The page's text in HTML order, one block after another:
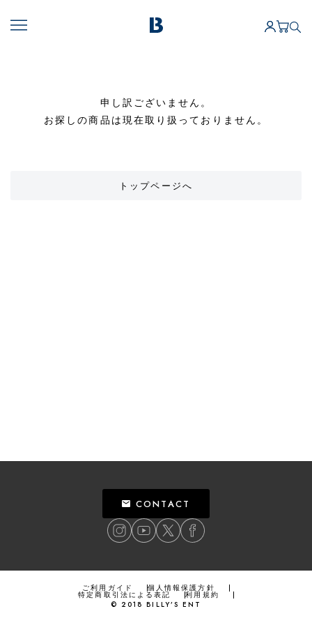
申し訳ございません。
お探しの商品は現在取り扱っておりません。
トップページへ
CONTACT
ご利用ガイド 個人情報保護方針
特定商取引法による表記
利用規約
© 2018 BILLY’S ENT